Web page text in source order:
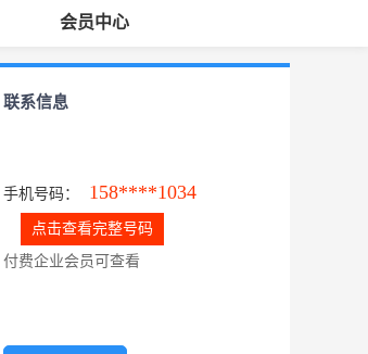
会员中心
联系信息
手机号码： 158****1034
点击查看完整号码
付费企业会员可查看